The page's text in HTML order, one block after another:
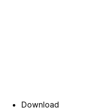
Download